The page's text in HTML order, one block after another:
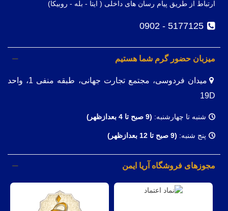
ارتباط از طریق پیام رسان های داخلی ( ایتا - بله - روبیکا)
5177125 - 0902
میزبان حضور گرم شما هستیم
میدان فردوسی، مجتمع تجارت جهانی، طبقه منفی 1، واحد
19D
شنبه تا چهارشنبه: (9 صبح تا 4 بعدازظهر)
پنج شنبه: (9 صبح تا 12 بعدازظهر)
مجوزهای فروشگاه آریا ایمن